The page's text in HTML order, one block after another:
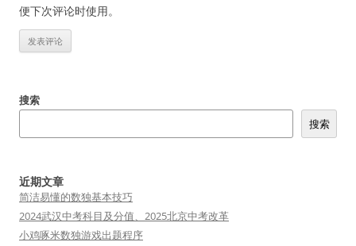
便下次评论时使用。
搜索
搜索
近期文章
简洁易懂的数独基本技巧
2024武汉中考科目及分值、2025北京中考改革
小鸡啄米数独游戏出题程序